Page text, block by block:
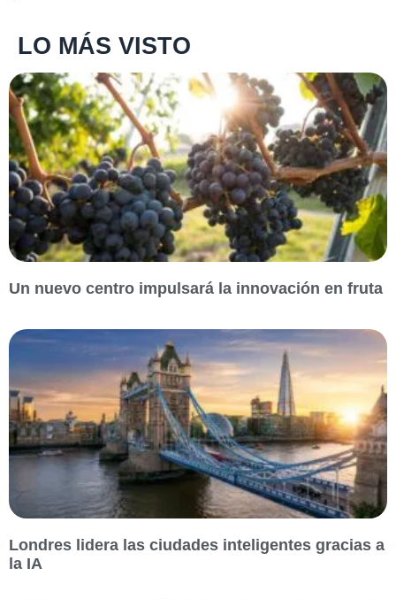
LO MÁS VISTO
Un nuevo centro impulsará la innovación en fruta
Londres lidera las ciudades inteligentes gracias a
la IA